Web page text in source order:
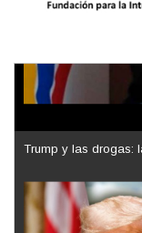
Trump y las drogas: